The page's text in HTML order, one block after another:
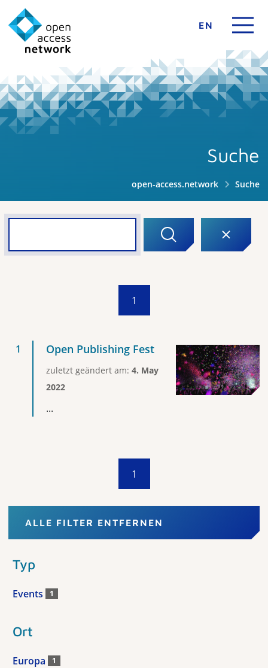
EN
Suche
open-access.network Suche
1
Open Publishing Fest
zuletzt geändert am: 4. May
2022
...
1
ALLE FILTER ENTFERNEN
Typ
Events 1
Ort
Europa 1